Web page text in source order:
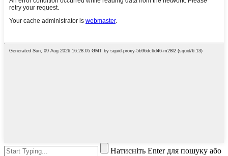
Натисніть Enter для пошуку або